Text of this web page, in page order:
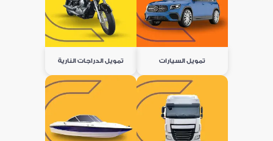
تمويل السيارات تمويل الدراجات النارية